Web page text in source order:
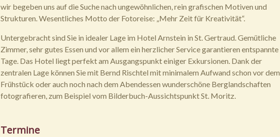
wir begeben uns auf die Suche nach ungewöhnlichen, rein grafischen Motiven und
Strukturen. Wesentliches Motto der Fotoreise: „Mehr Zeit für Kreativität“.
Untergebracht sind Sie in idealer Lage im Hotel Arnstein in St. Gertraud. Gemütliche
Zimmer, sehr gutes Essen und vor allem ein herzlicher Service garantieren entspannte
Tage. Das Hotel liegt perfekt am Ausgangspunkt einiger Exkursionen. Dank der
zentralen Lage können Sie mit Bernd Rischtel mit minimalem Aufwand schon vor dem
Frühstück oder auch noch nach dem Abendessen wunderschöne Berglandschaften
fotografieren, zum Beispiel vom Bilderbuch-Aussichtspunkt St. Moritz.
Termine